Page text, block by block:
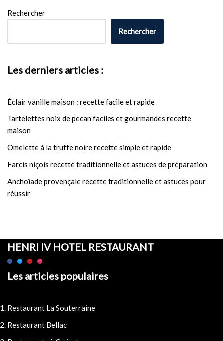
Rechercher
Rechercher
Les derniers articles :
Éclair vanille maison : recette facile et rapide
Tartelettes noix de pecan faciles et gourmandes recette
maison
Omelette à la truffe noire recette simple et rapide
Farcis niçois recette traditionnelle et astuces de préparation
Anchoïade provençale recette traditionnelle et astuces pour
réussir
HENRI IV HOTEL RESTAURANT
Les articles populaires
Restaurant La Souterraine
Restaurant Bellac